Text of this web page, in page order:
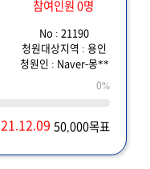
참여인원 0명
No : 21190
청원대상지역 : 용인
청원인 : Naver-몽**
0%
50,000목표